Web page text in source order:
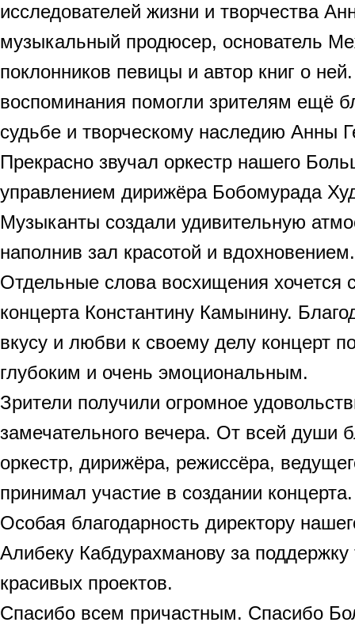
исследователей жизни и творчества
музыкальный продюсер, основатель
поклонников певицы и автор книг о
воспоминания помогли зрителям ещё
судьбе и творческому наследию Анны
Прекрасно звучал оркестр нашего
управлением дирижёра Бобомурада
Музыканты создали удивительную
наполнив зал красотой и вдохновением.
Отдельные слова восхищения хочется
концерта Константину Камынину.
вкусу и любви к своему делу концерт
глубоким и очень эмоциональным.
Зрители получили огромное
замечательного вечера. От всей души
оркестр, дирижёра, режиссёра,
принимал участие в создании концерта.
Особая благодарность директору
Алибеку Кабдурахманову за
красивых проектов.
Спасибо всем причастным. Спасибо